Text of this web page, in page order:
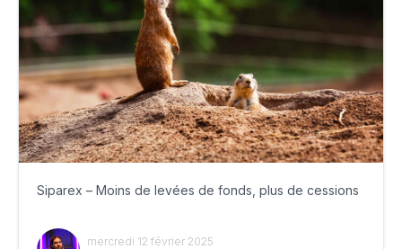
Siparex – Moins de levées de fonds, plus de cessions
mercredi 12 février 2025